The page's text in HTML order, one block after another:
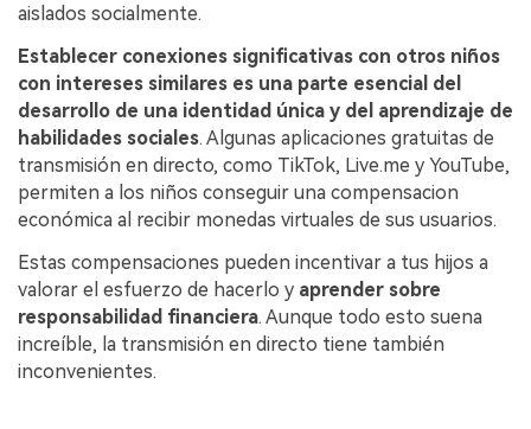
aislados socialmente.
Establecer conexiones significativas con otros niños
con intereses similares es una parte esencial del
desarrollo de una identidad única y del aprendizaje de
habilidades sociales. Algunas aplicaciones gratuitas de
transmisión en directo, como TikTok, Live.me y YouTube,
permiten a los niños conseguir una compensacion
económica al recibir monedas virtuales de sus usuarios.
Estas compensaciones pueden incentivar a tus hijos a
valorar el esfuerzo de hacerlo y aprender sobre
responsabilidad financiera. Aunque todo esto suena
increíble, la transmisión en directo tiene también
inconvenientes.